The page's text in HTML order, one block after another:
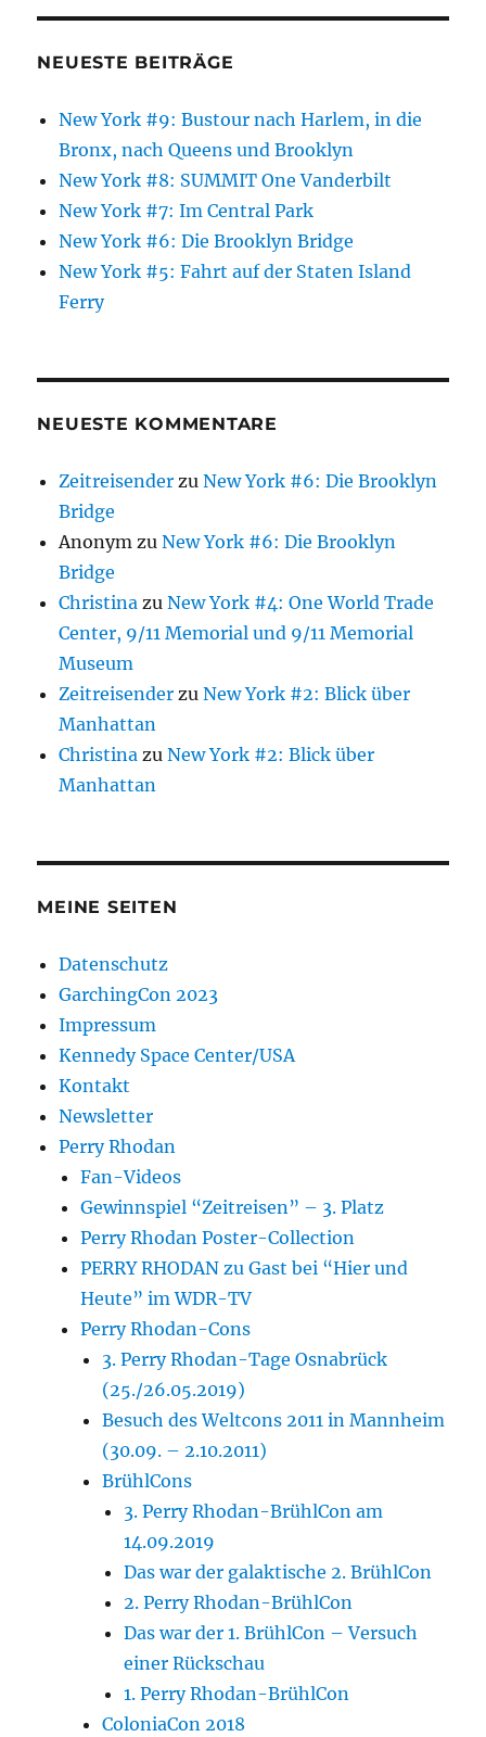
NEUESTE BEITRÄGE
New York #9: Bustour nach Harlem, in die
Bronx, nach Queens und Brooklyn
New York #8: SUMMIT One Vanderbilt
New York #7: Im Central Park
New York #6: Die Brooklyn Bridge
New York #5: Fahrt auf der Staten Island
Ferry
NEUESTE KOMMENTARE
Zeitreisender zuNew York #6: Die Brooklyn
Bridge
Anonym zuNew York #6: Die Brooklyn
Bridge
Christina zuNew York #4: One World Trade
Center, 9/11 Memorial und 9/11 Memorial
Museum
Zeitreisender zuNew York #2: Blick über
Manhattan
Christina zuNew York #2: Blick über
Manhattan
MEINE SEITEN
Datenschutz
GarchingCon 2023
Impressum
Kennedy Space Center/USA
Kontakt
Newsletter
Perry Rhodan
Fan-Videos
Gewinnspiel “Zeitreisen” – 3. Platz
Perry Rhodan Poster-Collection
PERRY RHODAN zu Gast bei “Hier und
Heute” im WDR-TV
Perry Rhodan-Cons
3. Perry Rhodan-Tage Osnabrück
(25./26.05.2019)
Besuch des Weltcons 2011 in Mannheim
(30.09. – 2.10.2011)
BrühlCons
3. Perry Rhodan-BrühlCon am
14.09.2019
Das war der galaktische 2. BrühlCon
2. Perry Rhodan-BrühlCon
Das war der 1. BrühlCon – Versuch
einer Rückschau
1. Perry Rhodan-BrühlCon
ColoniaCon 2018